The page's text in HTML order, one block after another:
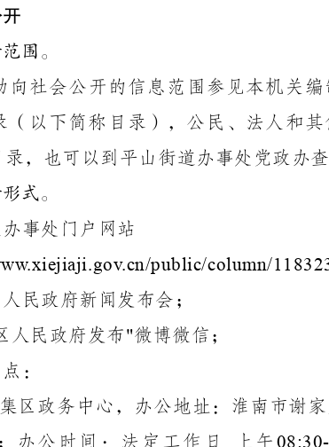
围。
向社会公开的信息范围参见本机关编
（以下简称目录），公民、法人和
，也可以到 平山街道办事处党政办
式。
事处 门户网站
public/column/
人民政府新闻发布会；
人民政府发布"微博微信；
：
区政务中心，办公地址：淮南市谢
办公时间：法定工作日
上午